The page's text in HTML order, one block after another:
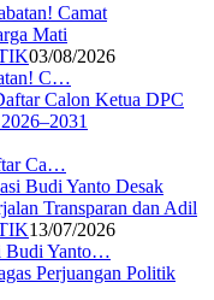
03/08/2026
C…
Ca…
13/07/2026
Budi Yanto…